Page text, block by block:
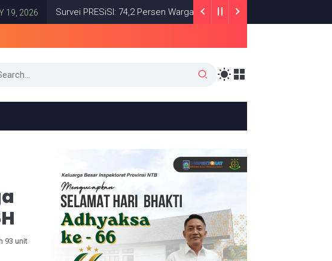
Survei PRESiSI: 74,2 Persen Warga Puas dengan Satu Tahun Kinerja Bupati
93 unit